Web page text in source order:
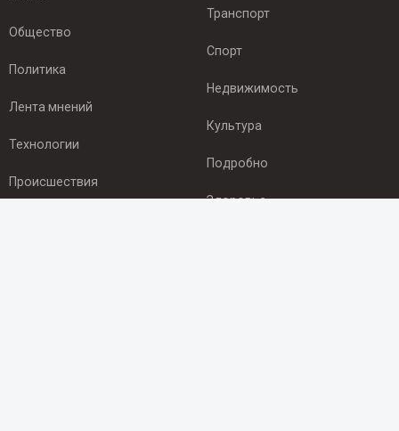
Общество
Политика
Лента мнений
Технологии
Происшествия
Транспорт
Спорт
Недвижимость
Культура
Подробно
Здоровье